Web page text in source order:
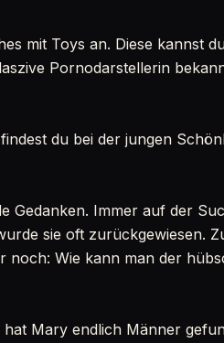
mit Toys an. Diese kannst
Pornodarstellerin
du bei der jungen
Gedanken. Immer auf der
sie oft zurückgewiesen.
noch: Wie kann man der
Mary endlich Männer